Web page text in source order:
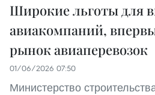
Широкие льготы для
авиакомпаний,
рынок авиаперевозок
01/06/2026 07:50
Министерство